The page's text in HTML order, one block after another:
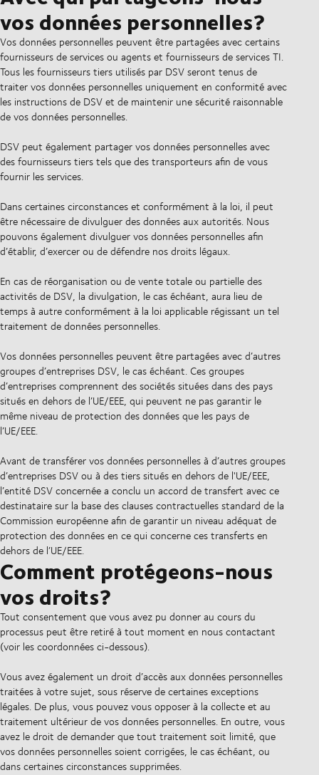
vos données personnelles?
Vos données personnelles peuvent être partagées avec certains
fournisseurs de services ou agents et fournisseurs de services TI.
Tous les fournisseurs tiers utilisés par DSV seront tenus de
traiter vos données personnelles uniquement en conformité avec
les instructions de DSV et de maintenir une sécurité raisonnable
de vos données personnelles.
DSV peut également partager vos données personnelles avec
des fournisseurs tiers tels que des transporteurs afin de vous
fournir les services.
Dans certaines circonstances et conformément à la loi, il peut
être nécessaire de divulguer des données aux autorités. Nous
pouvons également divulguer vos données personnelles afin
d’établir, d’exercer ou de défendre nos droits légaux.
En cas de réorganisation ou de vente totale ou partielle des
activités de DSV, la divulgation, le cas échéant, aura lieu de
temps à autre conformément à la loi applicable régissant un tel
traitement de données personnelles.
Vos données personnelles peuvent être partagées avec d’autres
groupes d’entreprises DSV, le cas échéant. Ces groupes
d’entreprises comprennent des sociétés situées dans des pays
situés en dehors de l’UE/EEE, qui peuvent ne pas garantir le
même niveau de protection des données que les pays de
l’UE/EEE.
Avant de transférer vos données personnelles à d’autres groupes
d’entreprises DSV ou à des tiers situés en dehors de l'UE/EEE,
l’entité DSV concernée a conclu un accord de transfert avec ce
destinataire sur la base des clauses contractuelles standard de la
Commission européenne afin de garantir un niveau adéquat de
protection des données en ce qui concerne ces transferts en
dehors de l’UE/EEE.
Comment protégeons-nous
vos droits?
Tout consentement que vous avez pu donner au cours du
processus peut être retiré à tout moment en nous contactant
(voir les coordonnées ci-dessous).
Vous avez également un droit d’accès aux données personnelles
traitées à votre sujet, sous réserve de certaines exceptions
légales. De plus, vous pouvez vous opposer à la collecte et au
traitement ultérieur de vos données personnelles. En outre, vous
avez le droit de demander que tout traitement soit limité, que
vos données personnelles soient corrigées, le cas échéant, ou
dans certaines circonstances supprimées.